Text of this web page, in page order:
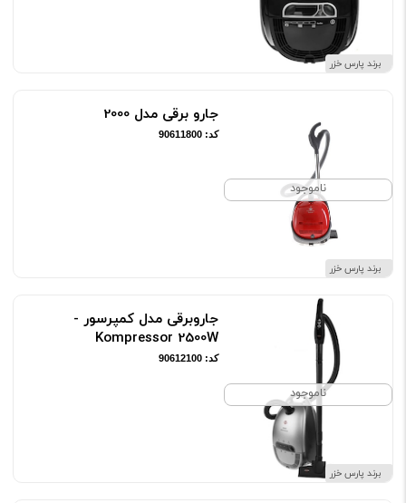
برند پارس خزر
ناموجود
برند پارس خزر
جارو برقی مدل 2000
کد: 90611800
ناموجود
برند پارس خزر
جاروبرقی مدل کمپرسور -
Kompressor 2500W
کد: 90612100